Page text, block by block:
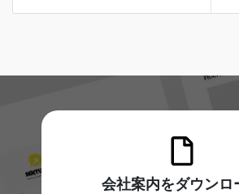
会社案内をダウンロ